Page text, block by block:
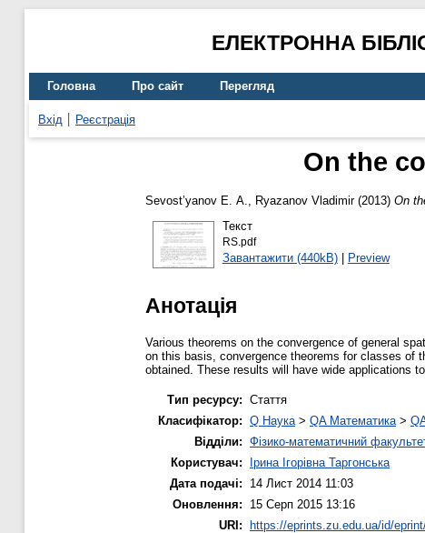
ЕЛЕКТРОННА
Головна Про сайт Перегляд
Вхід Реєстрація
On the
Sevost’yanov Е. А., Ryazanov Vladimir(2013) On
Текст
RS.pdf
Завантажити (440kB)| Preview
Анотація
Various theorems on the convergence of general
on this basis, convergence theorems for classes of
obtained. These results will have wide applications
Тип ресурсу: Стаття
Класифікатор: Q Наука > QA Математика >
Відділи: Фізико-математичний
Користувач:
Ірина Ігорівна Таргонська
Дата подачі:
14 Лист 2014 11:03
Оновлення:
15 Серп 2015 13:16
URI: https://eprints.zu.edu.ua/id/